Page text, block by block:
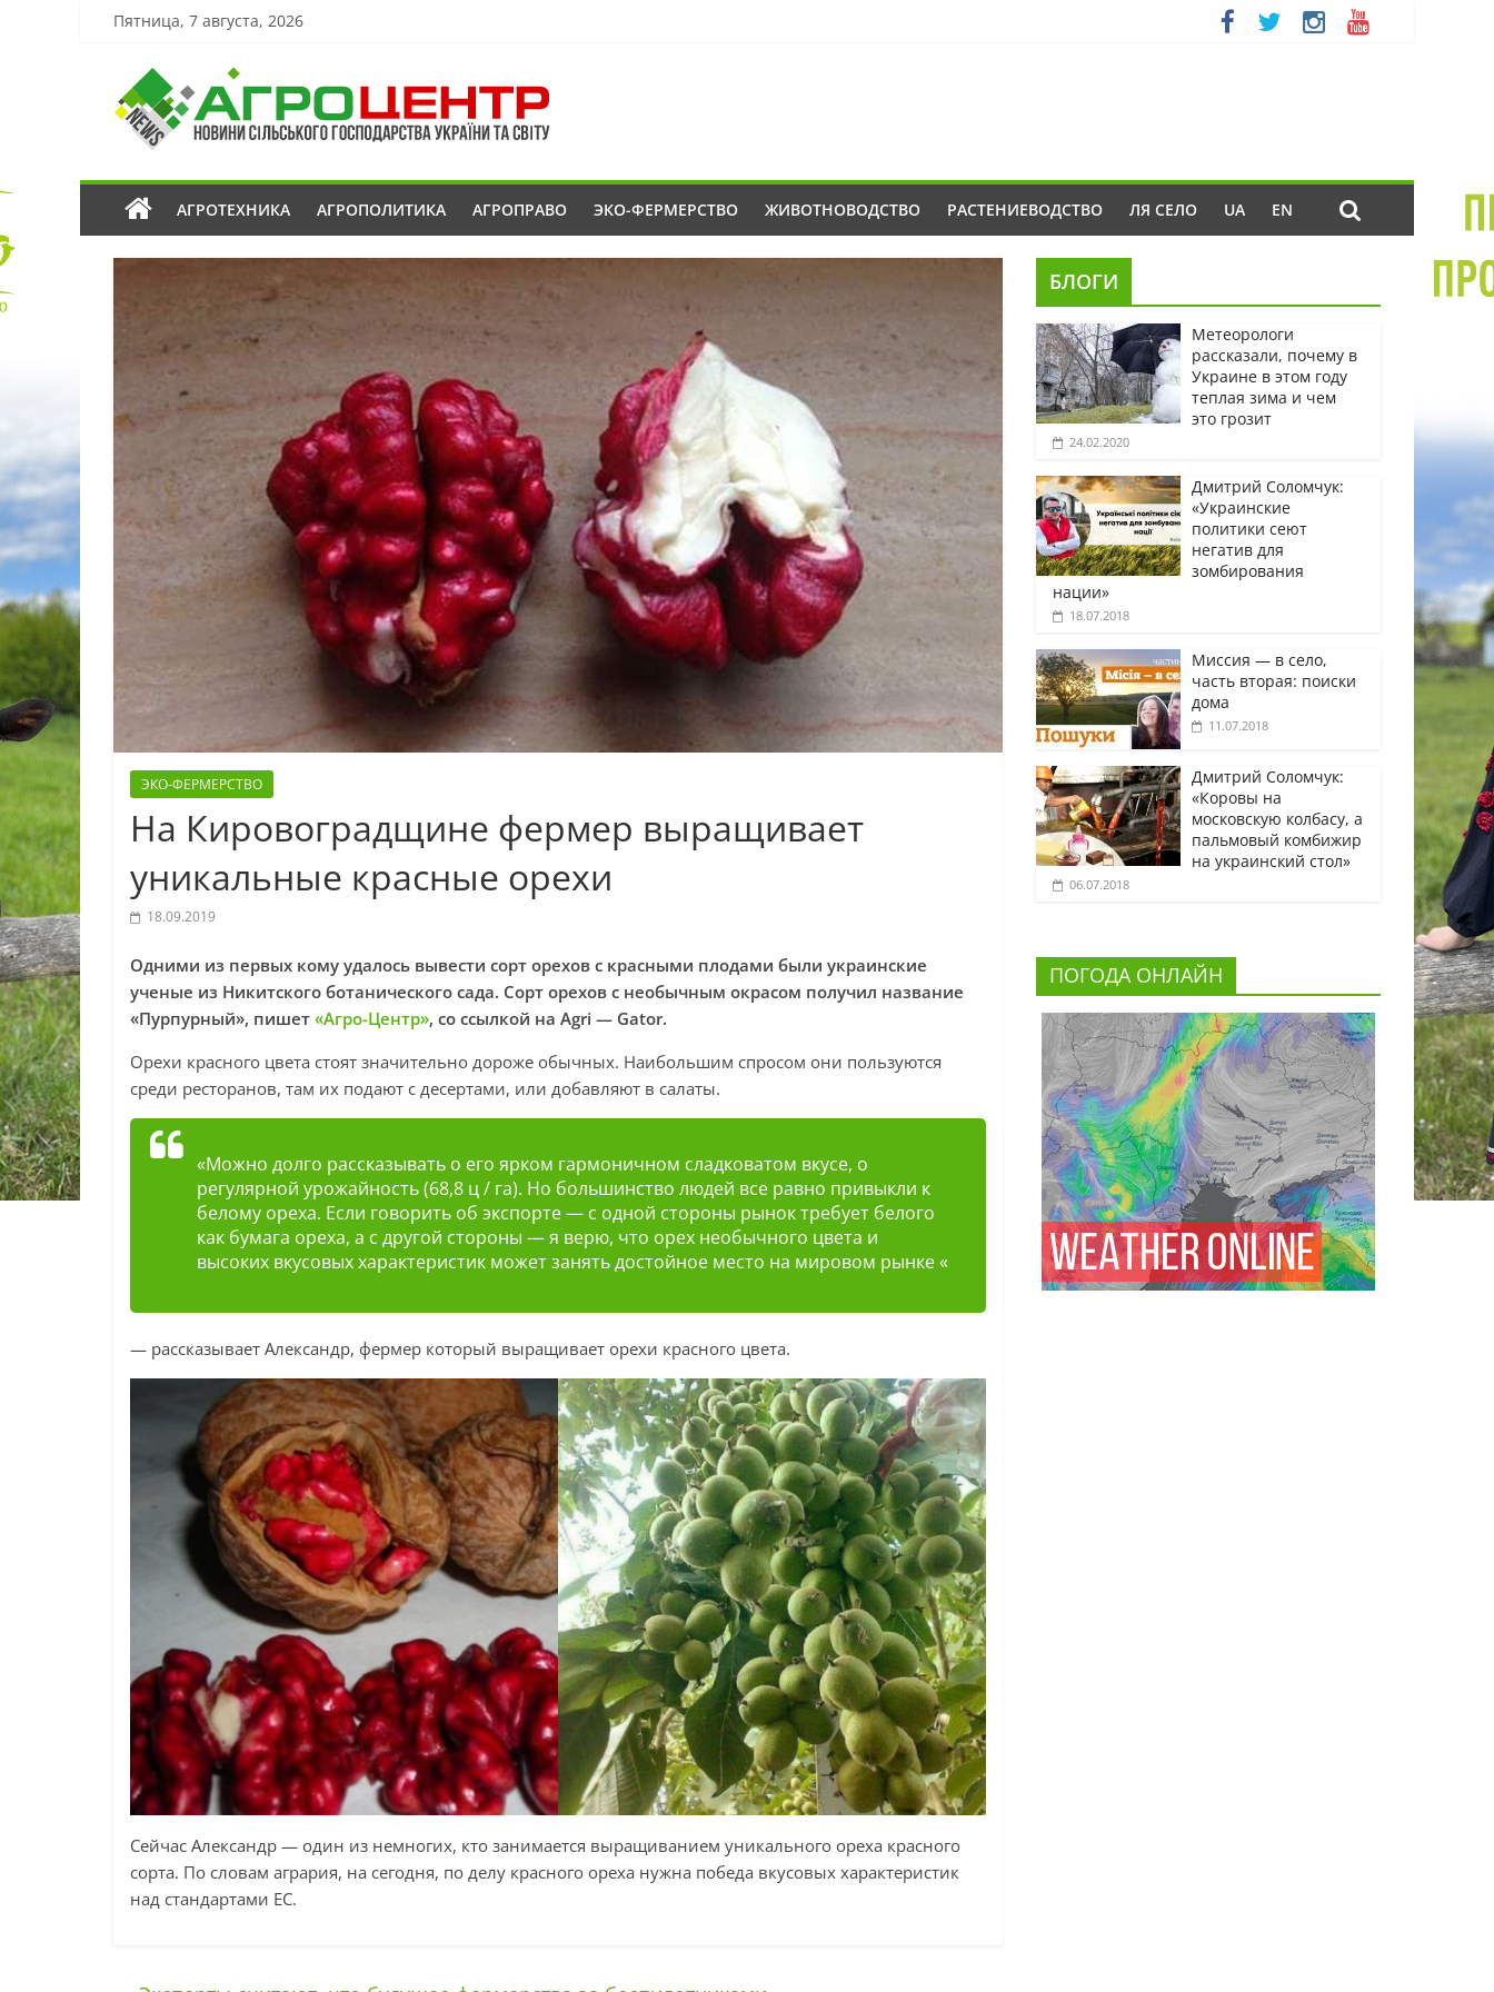
Пятница, 7 августа, 2026
АГРОТЕХНИКА АГРОПОЛИТИКА АГРОПРАВО ЭКО-ФЕРМЕРСТВО ЖИВОТНОВОДСТВО РАСТЕНИЕВОДСТВО ЛЯ СЕЛО UA EN
ЭКО-ФЕРМЕРСТВО
На Кировоградщине фермер выращивает
уникальные красные орехи
18.09.2019
Одними из первых кому удалось вывести сорт орехов с красными плодами были украинские
ученые из Никитского ботанического сада. Сорт орехов с необычным окрасом получил название
«Пурпурный», пишет «Агро-Центр», со ссылкой на Agri — Gator.
Орехи красного цвета стоят значительно дороже обычных. Наибольшим спросом они пользуются
среди ресторанов, там их подают с десертами, или добавляют в салаты.
«Можно долго рассказывать о его ярком гармоничном сладковатом вкусе, о
регулярной урожайность (68,8 ц / га). Но большинство людей все равно привыкли к
белому ореха. Если говорить об экспорте — с одной стороны рынок требует белого
как бумага ореха, а с другой стороны — я верю, что орех необычного цвета и
высоких вкусовых характеристик может занять достойное место на мировом рынке «
— рассказывает Александр, фермер который выращивает орехи красного цвета.
Сейчас Александр — один из немногих, кто занимается выращиванием уникального ореха красного
сорта. По словам агрария, на сегодня, по делу красного ореха нужна победа вкусовых характеристик
над стандартами ЕС.
БЛОГИ
Метеорологи
рассказали, почему в
Украине в этом году
теплая зима и чем
это грозит
24.02.2020
Дмитрий Соломчук:
«Украинские
политики сеют
негатив для
зомбирования
нации»
18.07.2018
Миссия — в село,
часть вторая: поиски
дома
11.07.2018
Дмитрий Соломчук:
«Коровы на
московскую колбасу, а
пальмовый комбижир
на украинский стол»
06.07.2018
ПОГОДА ОНЛАЙН